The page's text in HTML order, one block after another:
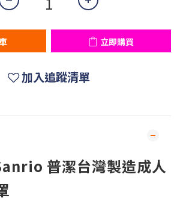
立即購買
加入追蹤清單
普潔台灣製造成人